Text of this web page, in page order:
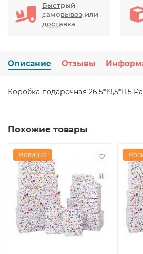
Быстрый
самовывоз или
доставка
Описание Отзывы
Коробка подарочная 26,5*19,5*11,5
Похожие товары
Новинка